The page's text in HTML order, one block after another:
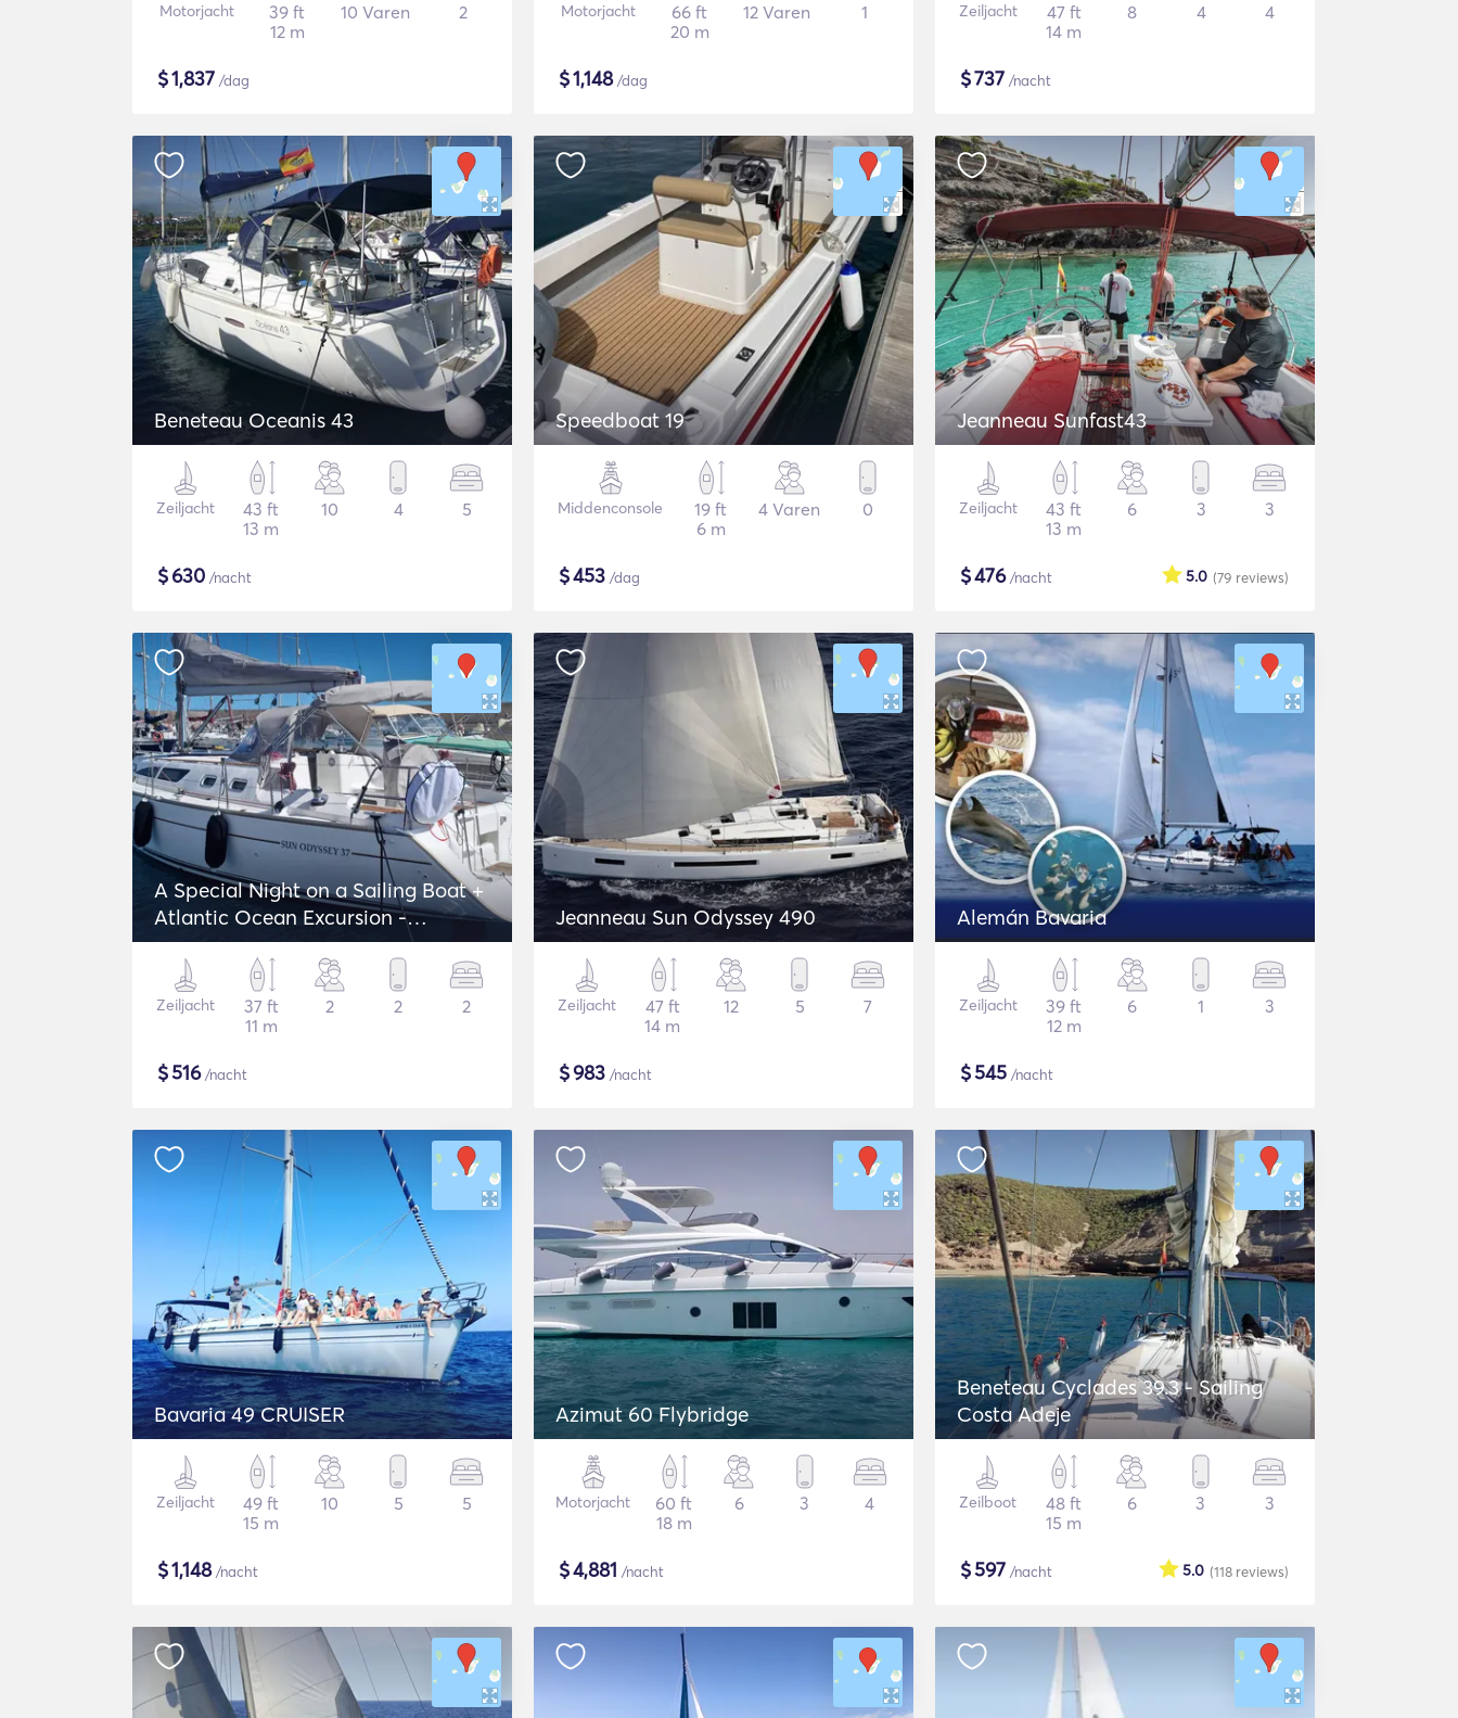
Motorjacht
39 ft
12 m
10 Varen 2
$1,837 /dag
Motorjacht
66 ft
20 m
12 Varen 1
$1,148/dag
Zeiljacht
47 ft
14 m
8 4 4
$737 /nacht
Beneteau Oceanis 43
Zeiljacht
43 ft
13 m
10 4 5
$630 /nacht
Speedboat 19
Middenconsole
19 ft
6 m
4 Varen 0
$453 /dag
Jeanneau Sunfast43
Zeiljacht
43 ft
13 m
6 3 3
$476/nacht (79 reviews)
5.0
A Special Night on a Sailing Boat +
Atlantic Ocean Excursion -
Jeanneau Sun Odyssey 37
Zeiljacht
37 ft
11 m
2 2 2
$516/nacht
Jeanneau Sun Odyssey 490
Zeiljacht
47 ft
14 m
12 5 7
$983 /nacht
Alemán Bavaria
Zeiljacht
39 ft
12 m
6 1 3
$545 /nacht
Bavaria 49 CRUISER
Zeiljacht
49 ft
15 m
10 5 5
$1,148/nacht
Azimut 60 Flybridge
Motorjacht
60 ft
18 m
6 3 4
$4,881 /nacht
Beneteau Cyclades 39.3 - Sailing
Costa Adeje
Zeilboot
48 ft
15 m
6 3 3
$597 /nacht (118 reviews)
5.0